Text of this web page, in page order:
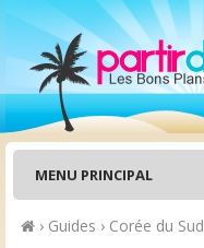
MENU PRINCIPAL
› Guides › Corée du Sud